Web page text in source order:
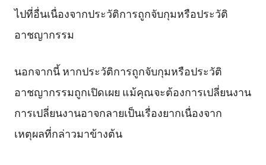
ไปที่อื่นเนื่องจากประวัติการถูกจับกุมหรือประวัติ
อาชญากรรม
นอกจากนี้ หากประวัติการถูกจับกุมหรือประวัติ
อาชญากรรมถูกเปิดเผย แม้คุณจะต้องการเปลี่ยนงาน
การเปลี่ยนงานอาจกลายเป็นเรื่องยากเนื่องจาก
เหตุผลที่กล่าวมาข้างต้น